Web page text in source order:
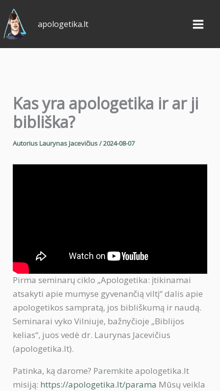
Pereiti
prie
turinio
apologetika.lt
Kas yra apologetika ir ar ji
bibliška?
AutoriusLaurynas Jacevičius/2024-08-07
Pirma seminarų ciklo „Apologetika: įtikinamai
atsakyti apie mumyse gyvenančią viltį“ dalis apie
apologetikos sampratą, jos bibliškumą ir naudą.
Seminarai vyko Vilniuje, bažnyčioje „Biblijos
kelias“, juos vedė dr. Laurynas Jacevičius
(apologetika.lt).
Patinka, ką darome? Paremkite apologetika.lt
misiją: https://apologetika.lt/parama Mūsų veikla